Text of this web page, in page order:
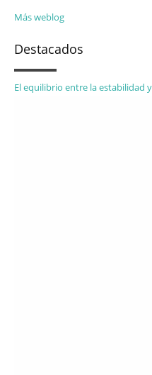
Más weblog
Destacados
El equilibrio entre la estabilidad